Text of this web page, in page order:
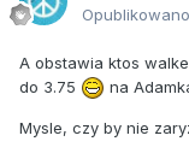
Opublikowano
A obstawia ktos walke
do 3.75
na
Mysle, czy by nie